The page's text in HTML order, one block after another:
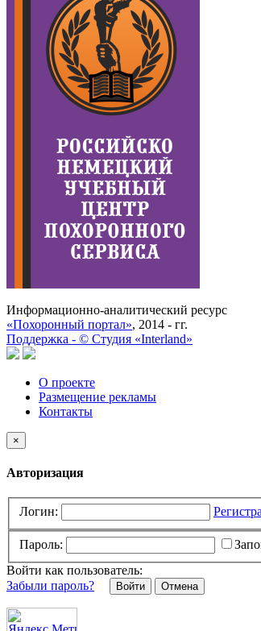
Информационно-аналитический ресурс
«Похоронный портал», 2014 - гг.
Поддержка - © Cтудия «Interland»
О проекте
Размещение рекламы
Контакты
×
Авторизация
Логин:
Пароль:
Войти как пользователь:
Забыли пароль?
Отмена